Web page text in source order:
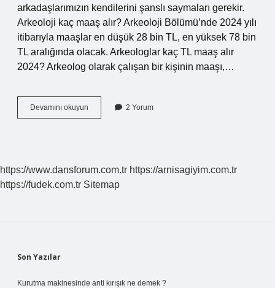
arkadaşlarımızın kendilerini şanslı saymaları gerekir.
Arkeoloji kaç maaş alır? Arkeoloji Bölümü’nde 2024 yılı
itibarıyla maaşlar en düşük 28 bin TL, en yüksek 78 bin
TL aralığında olacak. Arkeologlar kaç TL maaş alır
2024? Arkeolog olarak çalışan bir kişinin maaşı,…
Devamını okuyun Arkeolog
Para
2 Yorum
https://www.dansforum.com.tr https://arnisagiyim.com.tr
https://fudek.com.tr Sitemap
Sidebar
Son Yazılar
Kurutma makinesinde anti kırışık ne demek ?